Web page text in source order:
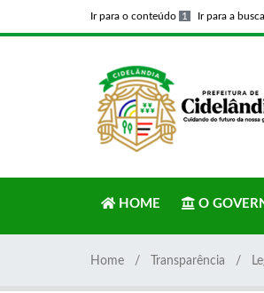
Ir para o conteúdo 1 Ir para a busca
HOME O
Home Transparência